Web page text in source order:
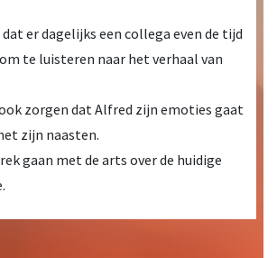
er dagelijks een collega even de tijd
te luisteren naar het verhaal van
zorgen dat Alfred zijn emoties gaat
zijn naasten.
gaan met de arts over de huidige